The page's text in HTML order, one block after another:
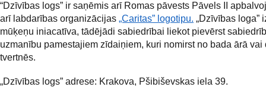
“Dzīvības logs” ir saņēmis arī Romas pāvests Pāvels II
arī labdarības organizācijas „Caritas” logotipu. „Dzīvības loga”
mūķeņu iniacatīva, tādējādi sabiedrībai liekot pievērst
uzmanību pamestajiem zīdaiņiem, kuri nomirst no bada ārā vai
tvertnēs.
„Dzīvības logs” adrese: Krakova, Pšibiševskas iela 39.